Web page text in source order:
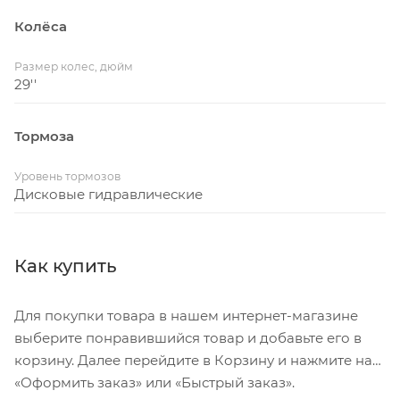
DT Swiss G 1800 SPLINE®, 12x100mm, Tubeless Ready
Цепь
Кассета
Руль
127mm, Flare 2°, Backsweep 6°
Диаметр колес
29"
Колёса
Размер колес, дюйм
29''
Тормоза
Уровень тормозов
Дисковые гидравлические
Как купить
Для покупки товара в нашем интернет-магазине
выберите понравившийся товар и добавьте его в
корзину. Далее перейдите в Корзину и нажмите на
«Оформить заказ» или «Быстрый заказ».